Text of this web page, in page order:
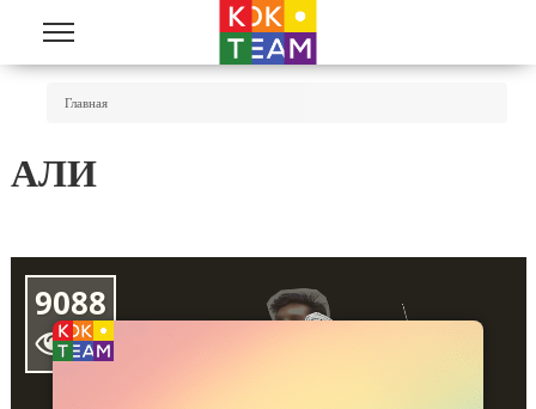
Перейти к основному содержанию
Главная
АЛИ
9088
